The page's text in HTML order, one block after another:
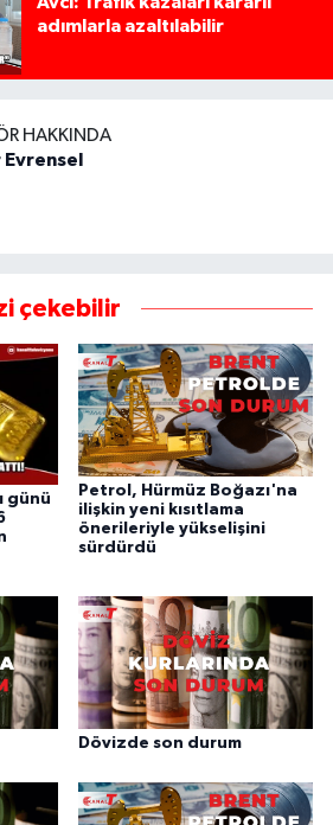
adımlarla azaltılabilir
HAKKINDA
Evrensel
çekebilir
günü
Petrol, Hürmüz Boğazı'na
ilişkin yeni kısıtlama
önerileriyle yükselişini
sürdürdü
Dövizde son durum